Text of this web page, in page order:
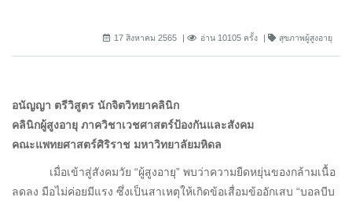
17 สิงหาคม 2565 อ่าน 10105 ครั้ง สุขภาพผู้สูงอายุ
อนัญญา ตรีวิสูตร นักจิตวิทยาคลินิก
คลินิกผู้สูงอายุ ภาควิชาเวชศาสตร์ป้องกันและสังคม
คณะแพทยศาสตร์ศิริราช มหาวิทยาลัยมหิดล
เมื่อเข้าสู่สังคมวัย “ผู้สูงอายุ” พบว่าความยืดหยุ่นของกล้ามเนื้อ
ลดลง มือไม่ค่อยมีแรง ซึ่งเป็นสาเหตุให้เกิดข้อเสื่อมข้ออักเสบ “บอลบีบ